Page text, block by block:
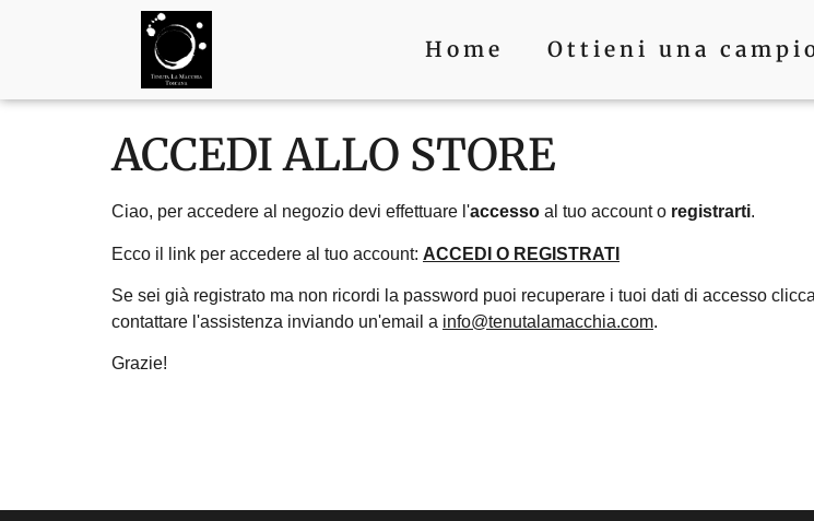
Home Ottieni una
ACCEDI ALLO STORE
Ciao, per accedere al negozio devi effettuare l'accesso al tuo account o registrarti.
Ecco il link per accedere al tuo account: ACCEDI O REGISTRATI
Se sei già registrato ma non ricordi la password puoi recuperare i tuoi dati di accesso
contattare l'assistenza inviando un'email a info@tenutalamacchia.com.
Grazie!